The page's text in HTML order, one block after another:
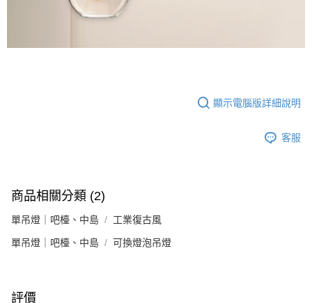
顯示電腦版詳細說明
客服
商品相關分類 (2)
單吊燈｜吧檯、中島 工業復古風
單吊燈｜吧檯、中島 可換燈泡吊燈
評價